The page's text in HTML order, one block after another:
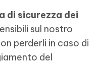
di sicurezza dei
sul nostro
perderli in caso di
del